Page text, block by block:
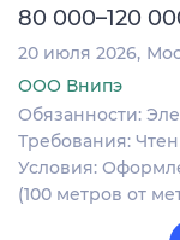
80 000–120
20 июля 2026
ООО Внипэ
Обязанности:
Требования:
Условия:
(100 метров от